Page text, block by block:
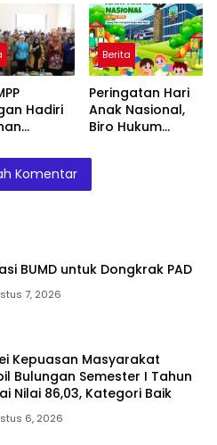
I Tahun
Nilai
Kategori
Teladani
Semangat Para
Pahlawan
Hadiri
yang
Berita
Peringatan Hari
Anak Nasional,
Biro Hukum
Masyarakat
Anak-Anak Agar
Komentar
BUMD untuk Dongkrak PAD
7, 2026
Kepuasan Masyarakat
Bulungan Semester I Tahun
Nilai 86,03, Kategori Baik
6, 2026